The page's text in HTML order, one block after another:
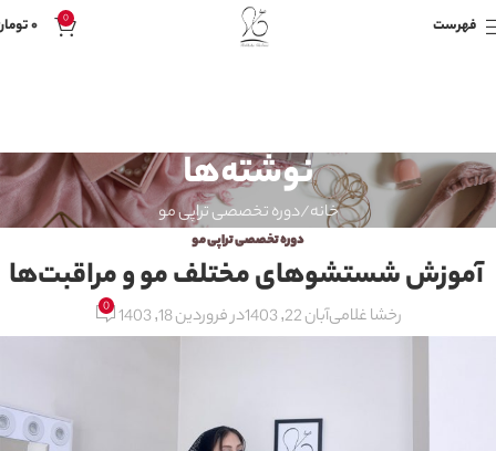
فهرست 0 ۰
نوشته‌ها
خانه دوره تخصصی تراپی مو
دوره تخصصی تراپی مو
آموزش شستشوهای مختلف مو و مراقبت‌ها
رخشا غلامیآبان 22, 1403 در فروردین 18, 1403 0